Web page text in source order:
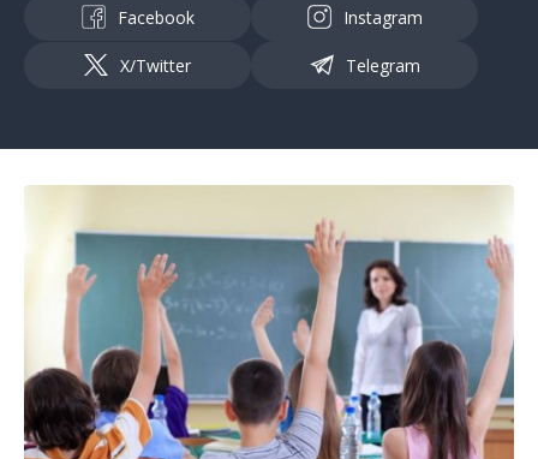
Facebook Instagram
X/Twitter Telegram